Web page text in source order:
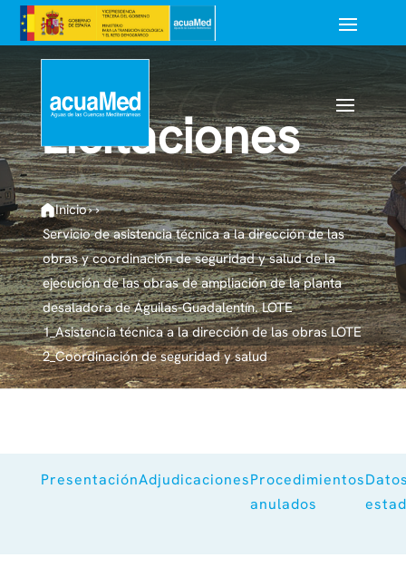
Licitaciones
Inicio› ›
Servicio de asistencia técnica a la dirección de las
obras y coordinación de seguridad y salud de la
ejecución de las obras de ampliación de la planta
desaladora de Águilas-Guadalentín. LOTE
1_Asistencia técnica a la dirección de las obras LOTE
2_Coordinación de seguridad y salud
PresentaciónAdjudicacionesProcedimientos
anulados